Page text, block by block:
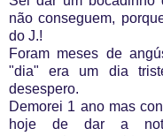
não conseguem,
do J.!
Foram meses de
"dia" era um dia
desespero.
Demorei 1 ano mas
hoje de dar a